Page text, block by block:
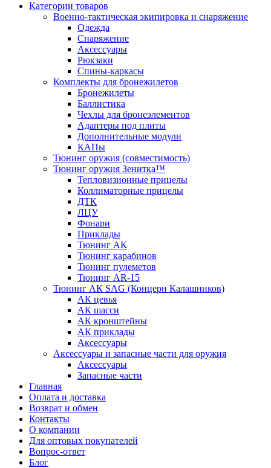
Категории товаров
Военно-тактическая экипировка и снаряжение
Одежда
Снаряжение
Аксессуары
Рюкзаки
Спины-каркасы
Комплекты для бронежилетов
Бронежилеты
Баллистика
Чехлы для бронеэлементов
Адаптеры под плиты
Дополнительные модули
КАПы
Тюнинг оружия (совместимость)
Тюнинг оружия Зенитка™
Тепловизионные прицелы
Коллиматорные прицелы
ДТК
ЛЦУ
Фонари
Приклады
Тюнинг АК
Тюнинг карабинов
Тюнинг пулеметов
Тюнинг AR-15
Тюнинг АК SAG (Концерн Калашников)
АК цевья
АК шасси
АК кронштейны
АК приклады
Аксессуары
Аксессуары и запасные части для оружия
Аксессуары
Запасные части
Главная
Оплата и доставка
Возврат и обмен
Контакты
О компании
Для оптовых покупателей
Вопрос-ответ
Блог